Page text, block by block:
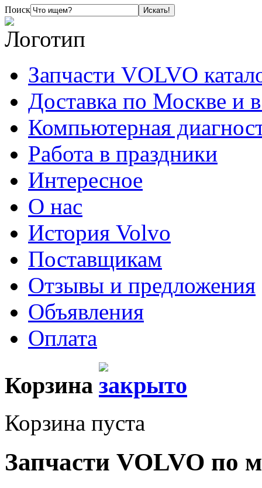
Поиск
Запчасти VOLVO
Доставка по Москве и
Компьютерная
Работа в праздники
Интересное
О нас
История Volvo
Поставщикам
Отзывы и предложения
Объявления
Оплата
Корзина
Корзина пуста
Запчасти VOLVO по